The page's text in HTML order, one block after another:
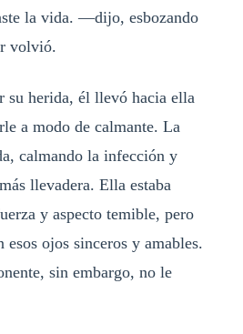
la vida. —dijo, esbozando
volvió.
herida, él llevó hacia ella
a modo de calmante. La
calmando la infección y
llevadera. Ella estaba
y aspecto temible, pero
esos ojos sinceros y amables.
sin embargo, no le